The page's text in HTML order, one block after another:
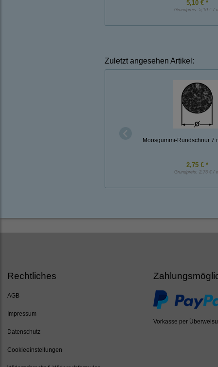
5,10 € *
Grundpreis: 5,10 € /
Zuletzt angesehen Artikel:
Moosgummi-Rundschnur 7
2,75 € *
Grundpreis: 2,75 € /
Rechtliches
AGB
Impressum
Datenschutz
Cookieeinstellungen
Vorkasse per